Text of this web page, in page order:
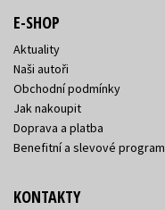
E-SHOP
Aktuality
Naši autoři
Obchodní podmínky
Jak nakoupit
Doprava a platba
Benefitní a slevové
KONTAKTY